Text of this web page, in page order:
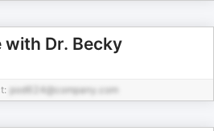
with Dr. Becky
pod624@company.com